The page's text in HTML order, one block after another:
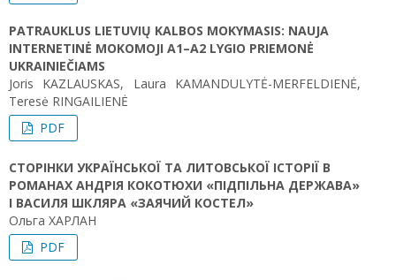
PATRAUKLUS LIETUVIŲ KALBOS MOKYMASIS: NAUJA
INTERNETINĖ MOKOMOJI A1–A2 LYGIO PRIEMONĖ
UKRAINIEČIAMS
Joris KAZLAUSKAS, Laura KAMANDULYTĖ-MERFELDIENĖ,
Teresė RINGAILIENĖ
PDF
СТОРІНКИ УКРАЇНСЬКОЇ ТА ЛИТОВСЬКОЇ ІСТОРІЇ В
РОМАНАХ АНДРІЯ КОКОТЮХИ «ПІДПІЛЬНА ДЕРЖАВА»
І ВАСИЛЯ ШКЛЯРА «ЗАЯЧИЙ КОСТЕЛ»
Ольга ХАРЛАН
PDF